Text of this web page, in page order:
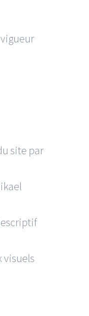
site par
visuels